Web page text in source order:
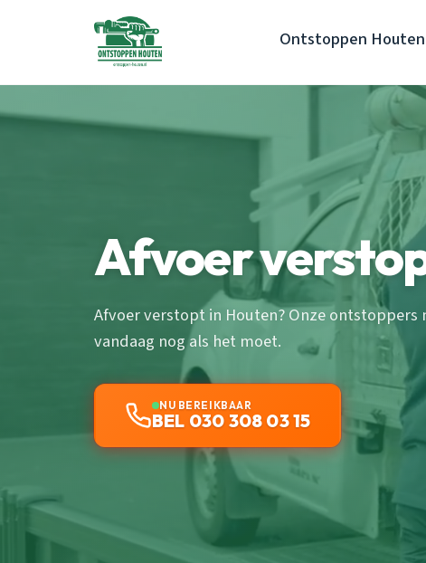
Ontstoppen Houten
Afvoer
Afvoer verstopt in Houten? Onze ontstoppers
vandaag nog als het moet.
NU BEREIKBAAR
BEL 030 308 03 15